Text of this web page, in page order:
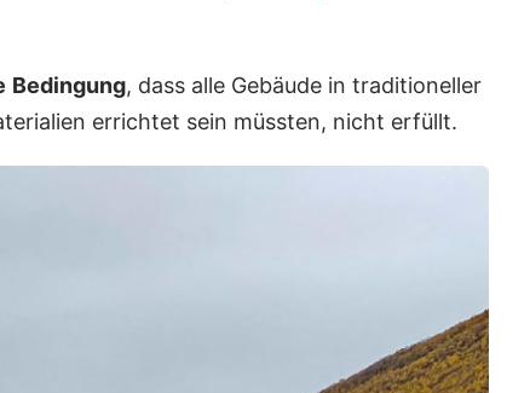
Bedingung, dass alle Gebäude in traditioneller
errichtet sein müssten, nicht erfüllt.